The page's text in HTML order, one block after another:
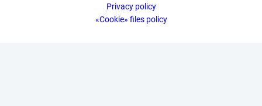
published with the
consent of the individuals
Privacy policy
«Cookie» files policy